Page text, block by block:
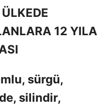
12 YILA
sürgü,
silindir,